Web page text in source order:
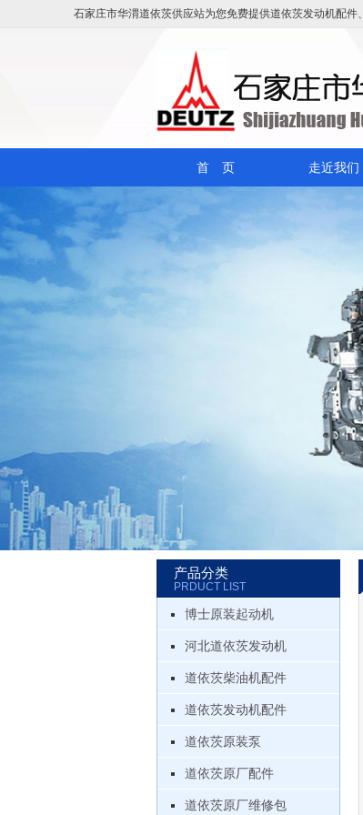
石家庄市华渭道依茨供应站为您免费提供道依茨发动机配件、
首 页 走近我们
产品分类
PRDUCT LIST
博士原装起动机
河北道依茨发动机
道依茨柴油机配件
道依茨发动机配件
道依茨原装泵
道依茨原厂配件
道依茨原厂维修包